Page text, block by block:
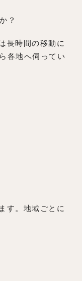
？
長時間の移動に
各地へ伺ってい
す。地域ごとに